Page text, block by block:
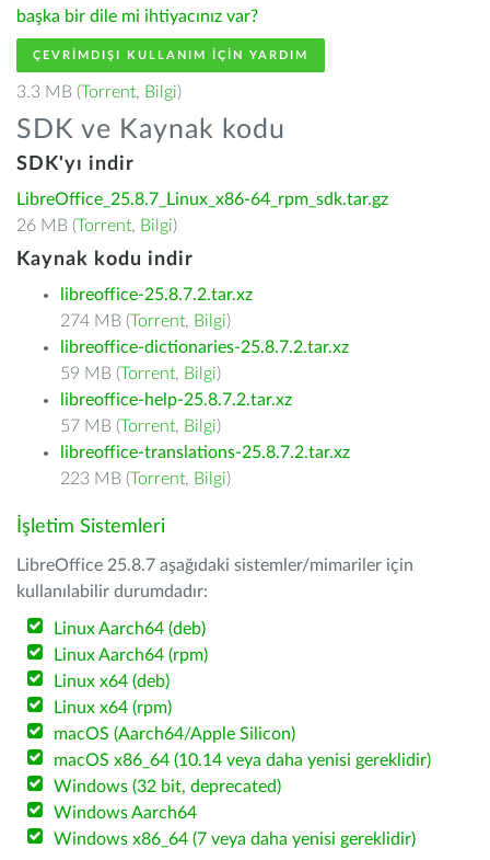
başka bir dile mi ihtiyacınız var?
ÇEVRIMDIŞI KULLANIM IÇIN YARDIM
3.3 MB (Torrent, Bilgi)
SDK ve Kaynak kodu
SDK'yı indir
LibreOffice_25.8.7_Linux_x86-64_rpm_sdk.tar.gz
26 MB (Torrent, Bilgi)
Kaynak kodu indir
libreoffice-25.8.7.2.tar.xz
274 MB (Torrent, Bilgi)
libreoffice-dictionaries-25.8.7.2.tar.xz
59 MB (Torrent, Bilgi)
libreoffice-help-25.8.7.2.tar.xz
57 MB (Torrent, Bilgi)
libreoffice-translations-25.8.7.2.tar.xz
223 MB (Torrent, Bilgi)
İşletim Sistemleri
LibreOffice 25.8.7 aşağıdaki sistemler/mimariler için
kullanılabilir durumdadır:
Linux Aarch64 (deb)
Linux Aarch64 (rpm)
Linux x64 (deb)
Linux x64 (rpm)
macOS (Aarch64/Apple Silicon)
macOS x86_64 (10.14 veya daha yenisi gereklidir)
Windows (32 bit, deprecated)
Windows Aarch64
Windows x86_64 (7 veya daha yenisi gereklidir)